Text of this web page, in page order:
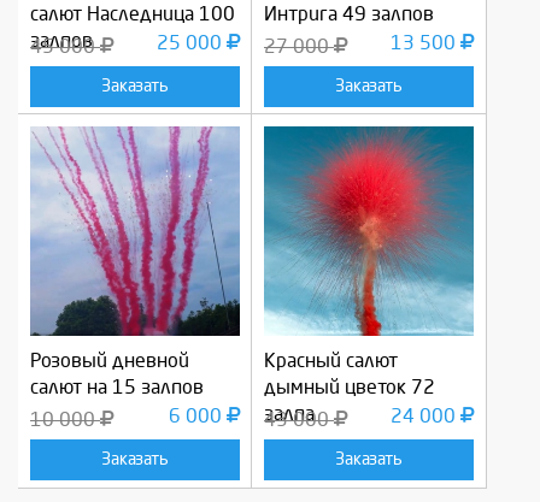
салют Наследница 100
залпов
45 000 25 000
Заказать
Интрига 49 залпов
27 000
13 500
Заказать
Розовый дневной
салют на 15 залпов
10 000
6 000
Заказать
Красный салют
дымный цветок 72
залпа
43 000 24 000
Заказать